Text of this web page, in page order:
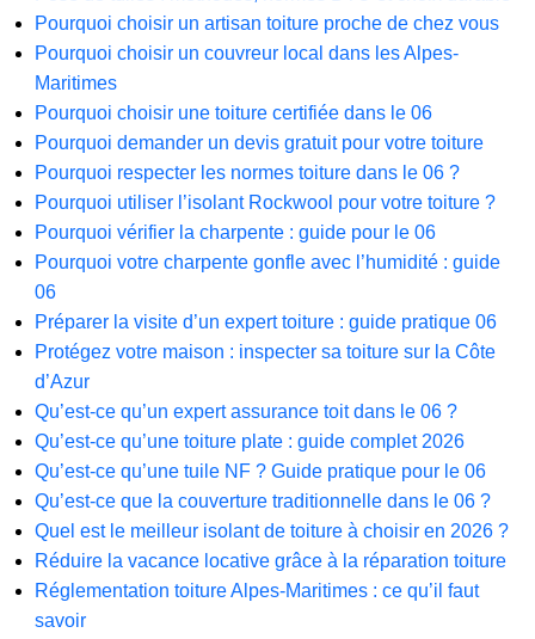
Pourquoi choisir un artisan toiture proche de chez vous
Pourquoi choisir un couvreur local dans les Alpes-
Maritimes
Pourquoi choisir une toiture certifiée dans le 06
Pourquoi demander un devis gratuit pour votre toiture
Pourquoi respecter les normes toiture dans le 06 ?
Pourquoi utiliser l’isolant Rockwool pour votre toiture ?
Pourquoi vérifier la charpente : guide pour le 06
Pourquoi votre charpente gonfle avec l’humidité : guide
06
Préparer la visite d’un expert toiture : guide pratique 06
Protégez votre maison : inspecter sa toiture sur la Côte
d’Azur
Qu’est-ce qu’un expert assurance toit dans le 06 ?
Qu’est-ce qu’une toiture plate : guide complet 2026
Qu’est-ce qu’une tuile NF ? Guide pratique pour le 06
Qu’est-ce que la couverture traditionnelle dans le 06 ?
Quel est le meilleur isolant de toiture à choisir en 2026 ?
Réduire la vacance locative grâce à la réparation toiture
Réglementation toiture Alpes-Maritimes : ce qu’il faut
savoir